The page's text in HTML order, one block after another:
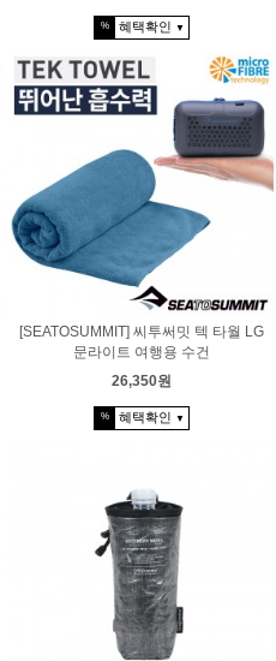
% 혜택확인 ▼
[SEATOSUMMIT] 씨투써밋 텍 타월 LG
문라이트 여행용 수건
26,350원
% 혜택확인 ▼